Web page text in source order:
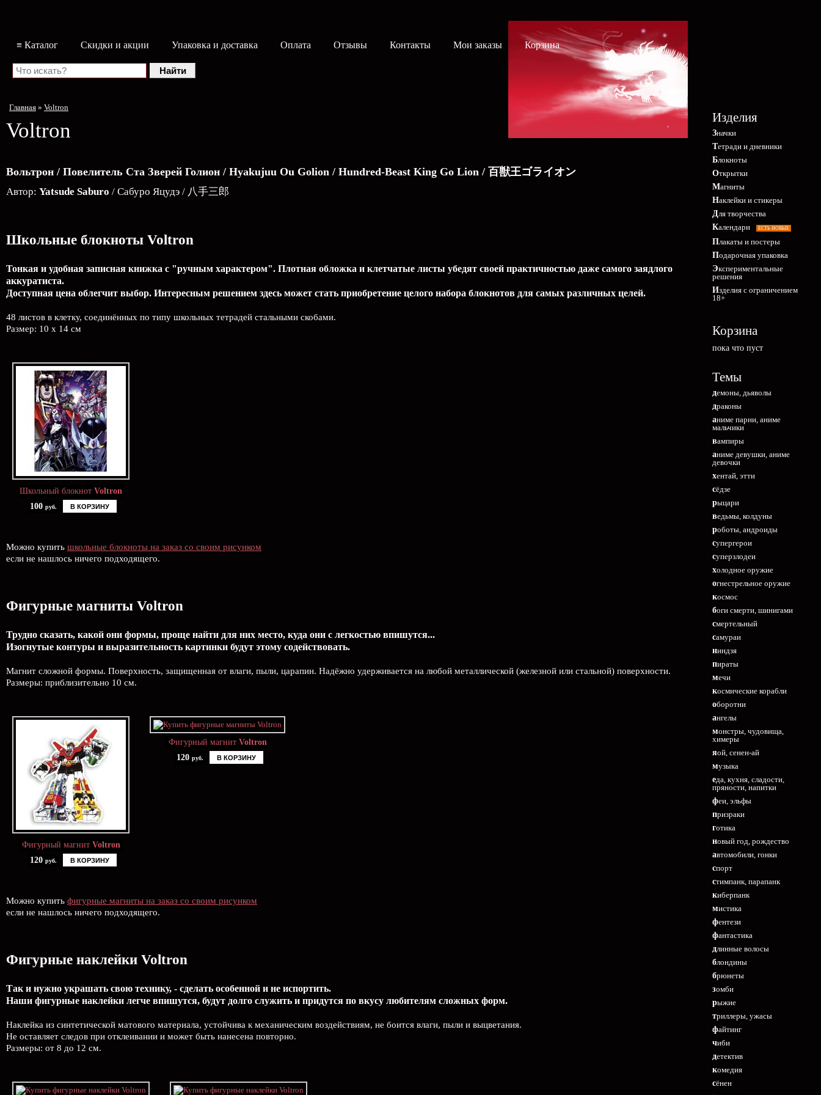
≡ Каталог Скидки и акции Упаковка и доставка Оплата Отзывы Контакты Мои заказы Корзина
Главная » Voltron
Voltron
Вольтрон / Повелитель Ста Зверей Голион / Hyakujuu Ou Golion / Hundred-Beast King Go Lion / 百獣王ゴライオン
Автор: Yatsude Saburo / Сабуро Яцудэ / 八手三郎
Школьные блокноты Voltron
Тонкая и удобная записная книжка с "ручным характером". Плотная обложка и клетчатые листы убедят своей практичностью даже самого заядлого
аккуратиста.
Доступная цена облегчит выбор. Интересным решением здесь может стать приобретение целого набора блокнотов для самых различных целей.
48 листов в клетку, соединённых по типу школьных тетрадей стальными скобами.
Размер: 10 x 14 см
Школьный блокнот Voltron
100 руб. В КОРЗИНУ
Можно купить школьные блокноты на заказ со своим рисунком
если не нашлось ничего подходящего.
Фигурные магниты Voltron
Трудно сказать, какой они формы, проще найти для них место, куда они с легкостью впишутся...
Изогнутые контуры и выразительность картинки будут этому содействовать.
Магнит сложной формы. Поверхность, защищенная от влаги, пыли, царапин. Надёжно удерживается на любой металлической (железной или стальной) поверхности.
Размеры: приблизительно 10 см.
Фигурный магнит Voltron
120 руб. В КОРЗИНУ
Фигурный магнит Voltron
120 руб. В КОРЗИНУ
Можно купить фигурные магниты на заказ со своим рисунком
если не нашлось ничего подходящего.
Фигурные наклейки Voltron
Так и нужно украшать свою технику, - сделать особенной и не испортить.
Наши фигурные наклейки легче впишутся, будут долго служить и придутся по вкусу любителям сложных форм.
Наклейка из синтетической матового материала, устойчива к механическим воздействиям, не боится влаги, пыли и выцветания.
Не оставляет следов при отклеивании и может быть нанесена повторно.
Размеры: от 8 до 12 см.
Изделия
Значки
Тетради и дневники
Блокноты
Открытки
Магниты
Наклейки и стикеры
Для творчества
Календари
ЕСТЬ НОВЫЕ
Плакаты и постеры
Подарочная упаковка
Экспериментальные
решения
Изделия с ограничением
18+
Корзина
пока что пуст
Темы
демоны, дьяволы
драконы
аниме парни, аниме
мальчики
вампиры
аниме девушки, аниме
девочки
хентай, этти
сёдзе
рыцари
ведьмы, колдуны
роботы, андроиды
супергерои
суперзлодеи
холодное оружие
огнестрельное оружие
космос
боги смерти, шинигами
смертельный
самураи
ниндзя
пираты
мечи
космические корабли
оборотни
ангелы
монстры, чудовища,
химеры
яой, сенен-ай
музыка
еда, кухня, сладости,
пряности, напитки
феи, эльфы
призраки
готика
новый год, рождество
автомобили, гонки
спорт
стимпанк, парапанк
киберпанк
мистика
фентези
фантастика
длинные волосы
блондины
брюнеты
зомби
рыжие
триллеры, ужасы
файтинг
чиби
детектив
комедия
сёнен